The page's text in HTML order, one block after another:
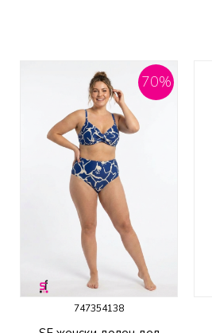
70%
747354138